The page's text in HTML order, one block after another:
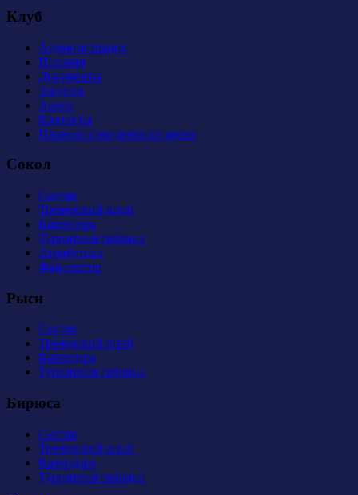
Клуб
Администрация
История
Документы
Закупки
Арена
Контакты
Правила поведения на арене
Сокол
Состав
Тренерский штаб
Календарь
Турнирная таблица
Атрибутика
Фан-сектор
Рыси
Состав
Тренерский штаб
Календарь
Турнирная таблица
Бирюса
Состав
Тренерский штаб
Календарь
Турнирная таблица